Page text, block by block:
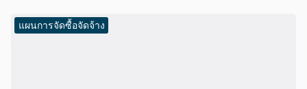
แผนการจัดซื้อจัดจ้าง